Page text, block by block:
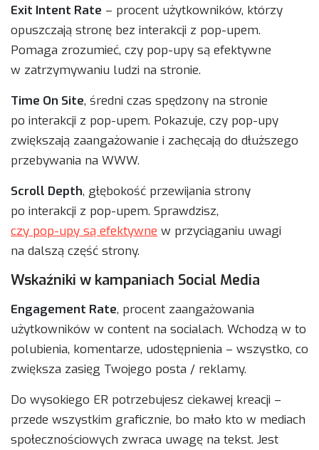
Exit Intent Rate – procent użytkowników, którzy
opuszczają stronę bez interakcji z pop-upem.
Pomaga zrozumieć, czy pop-upy są efektywne
w zatrzymywaniu ludzi na stronie.
Time On Site, średni czas spędzony na stronie
po interakcji z pop-upem. Pokazuje, czy pop-upy
zwiększają zaangażowanie i zachęcają do dłuższego
przebywania na WWW.
Scroll Depth, głębokość przewijania strony
po interakcji z pop-upem. Sprawdzisz,
czy pop-upy są efektywne w przyciąganiu uwagi
na dalszą część strony.
Wskaźniki w kampaniach Social Media
Engagement Rate, procent zaangażowania
użytkowników w content na socialach. Wchodzą w to
polubienia, komentarze, udostępnienia – wszystko, co
zwiększa zasięg Twojego posta / reklamy.
Do wysokiego ER potrzebujesz ciekawej kreacji –
przede wszystkim graficznie, bo mało kto w mediach
społecznościowych zwraca uwagę na tekst. Jest